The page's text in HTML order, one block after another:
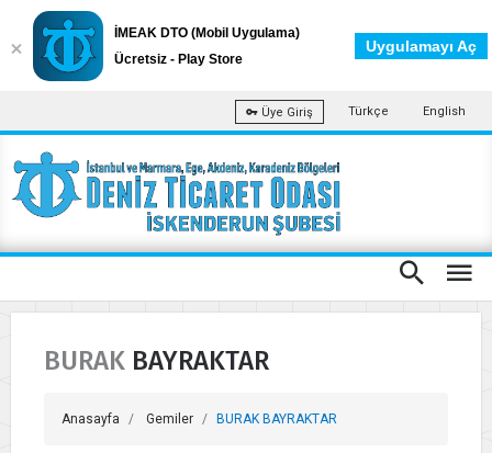
Üye Giriş Türkçe English
BURAK BAYRAKTAR
Anasayfa Gemiler BURAK BAYRAKTAR
İMEAK DTO (Mobil Uygulama)
Ücretsiz - Play Store
Uygulamayı Aç